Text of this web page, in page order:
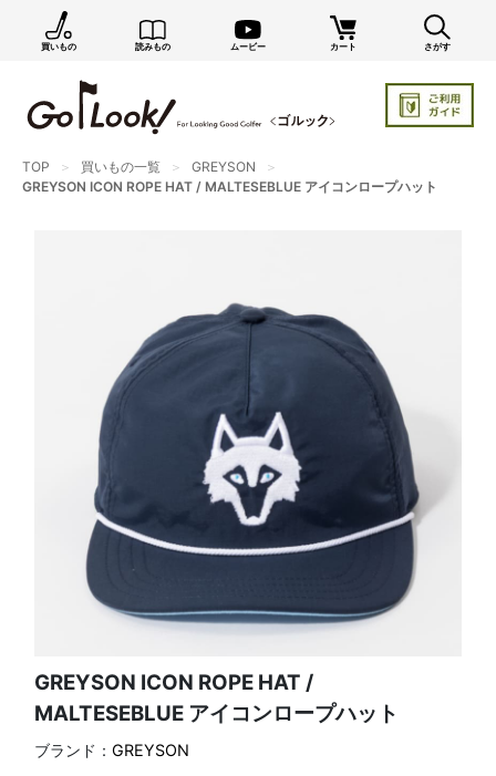
買いもの 読みもの ムービー カート さがす
TOP 買いもの一覧
GREYSON
GREYSON ICON ROPE HAT / MALTESEBLUE アイコンロープハット
GREYSON ICON ROPE HAT /
MALTESEBLUE アイコンロープハット
ブランド：GREYSON